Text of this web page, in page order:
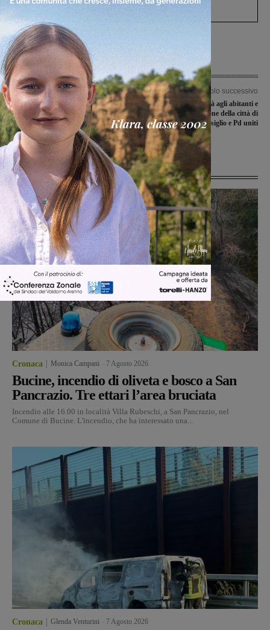
Levane nel 2020
Articolo precedente
Gas, acqua, spazzatura: arrivano le
scadenze ma non le bollette. Cittadini
a caccia delle lettere: “Ma il comune
faccia qualcosa”
Articolo successivo
“Vicinanza e solidarietà agli abitanti e
all’amministrazione della città di
Gerico”, consiglio e Pd uniti
Ultime Notizie
Cronaca Monica Campani 7 Agosto 2026
Bucine, incendio di oliveta e bosco a San
Pancrazio. Tre ettari l’area bruciata
Incendio alle 16.00 in località Villa Rubeschi, a San Pancrazio, nel
Comune di Bucine. L'incendio, che ha interessato una...
Cronaca Glenda Venturini 7 Agosto 2026